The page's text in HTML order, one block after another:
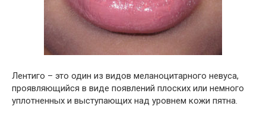
Лентиго – это один из видов меланоцитарного невуса,
проявляющийся в виде появлений плоских или немного
уплотненных и выступающих над уровнем кожи пятна.